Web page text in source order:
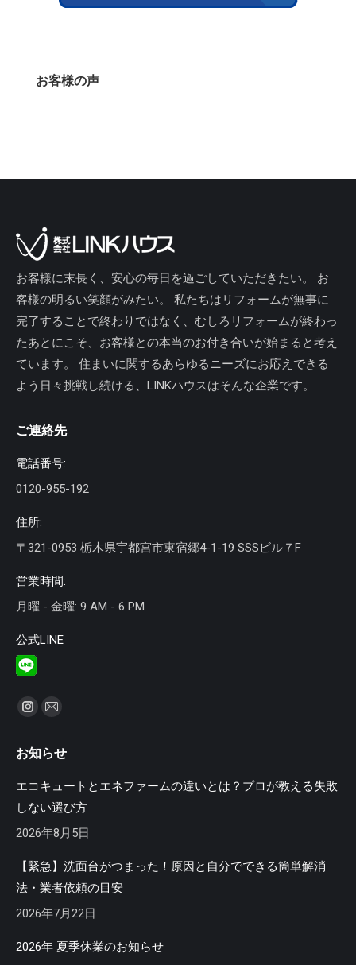
お客様の声
お客様に末長く、安心の毎日を過ごしていただきたい。 お
客様の明るい笑顔がみたい。 私たちはリフォームが無事に
完了することで終わりではなく、むしろリフォームが終わっ
たあとにこそ、お客様との本当のお付き合いが始まると考え
ています。 住まいに関するあらゆるニーズにお応えできる
よう日々挑戦し続ける、LINKハウスはそんな企業です。
ご連絡先
電話番号:
0120-955-192
住所:
〒321-0953 栃木県宇都宮市東宿郷4-1-19 SSSビル７F
営業時間:
月曜 - 金曜: 9 AM - 6 PM
公式LINE
私達を見つけてください：
Instagram
ー
し
い
ウ
ド
Mail
ー
が
し
い
ウ
ン
ド
お知らせ
エコキュートとエネファームの違いとは？プロが教える失敗
しない選び方
2026年8月5日
【緊急】洗面台がつまった！原因と自分でできる簡単解消
法・業者依頼の目安
2026年7月22日
2026年 夏季休業のお知らせ